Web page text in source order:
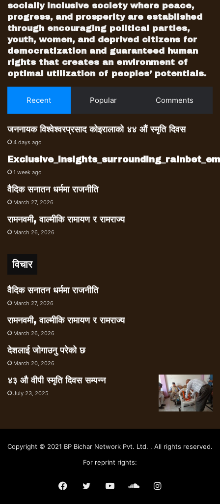
socially inclusive society where peace,
progress, and prosperity are established
through encouraging political parties,
youth, women, and deprived citizens for
democratization and guaranteed human
rights that creates an environment of
optimal utilization of peoples’ potentials.
Recent Popular Comments
जननायक विश्वेश्वरप्रसाद कोइरालाको ४४ औं स्मृति दिवस
4 days ago
1 week ago
वैदिक सनातन धर्ममा राजनीति
March 27, 2026
रामनवमी, वाल्मीकि रामायण र रामराज्य
March 26, 2026
विचार
वैदिक सनातन धर्ममा राजनीति
March 27, 2026
रामनवमी, वाल्मीकि रामायण र रामराज्य
March 26, 2026
देशलाई जोगाउनु परेको छ
March 20, 2026
४३ औ वीपी स्मृति दिवस सम्पन्न
July 23, 2025
Copyright © 2021 BP Bichar Network Pvt. Ltd. . All rights reserved.
For reprint rights:
Facebook
TwitterYouTubeSoundCloud
Instagram